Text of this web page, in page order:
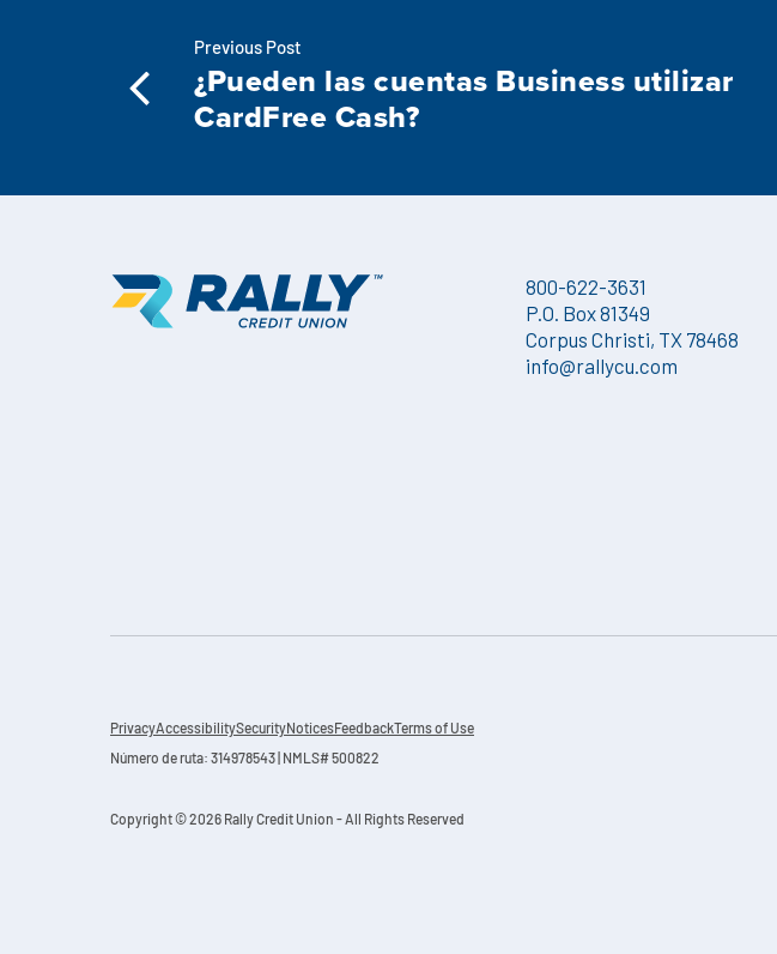
Previous Post
¿Pueden las cuentas Business utilizar
CardFree Cash?
800-622-3631
P.O. Box 81349
Corpus Christi, TX 78468
info@rallycu.com
PrivacyAccessibilitySecurityNoticesFeedback Terms of Use
Número de ruta: 314978543 | NMLS# 500822
Copyright © 2026 Rally Credit Union - All Rights Reserved